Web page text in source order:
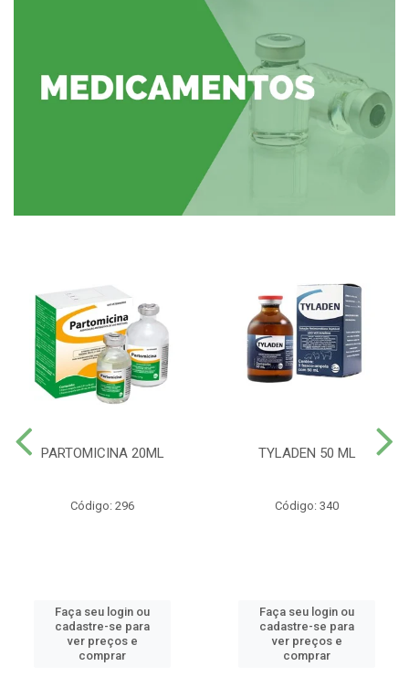
PARTOMICINA 20ML
Código: 296
Faça seu login ou
cadastre-se para
ver preços e
comprar
TYLADEN 50 ML
Código: 340
Faça seu login ou
cadastre-se para
ver preços e
comprar